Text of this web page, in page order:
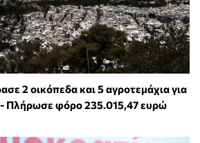
2 οικόπεδα και 5 αγροτεμάχια για
Πλήρωσε φόρο 235.015,47 ευρώ